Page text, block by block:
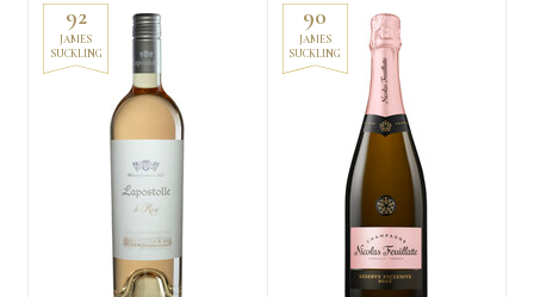
92
JAMES
SUCKLING
90
JAMES
SUCKLING